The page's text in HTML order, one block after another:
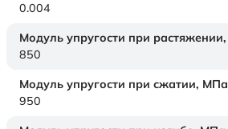
0.004
Модуль упругости при растяжении,
850
Модуль упругости при сжатии, МПа
950